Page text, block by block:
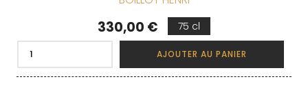
Prix
330,00 € 75 cl
AJOUTER AU PANIER